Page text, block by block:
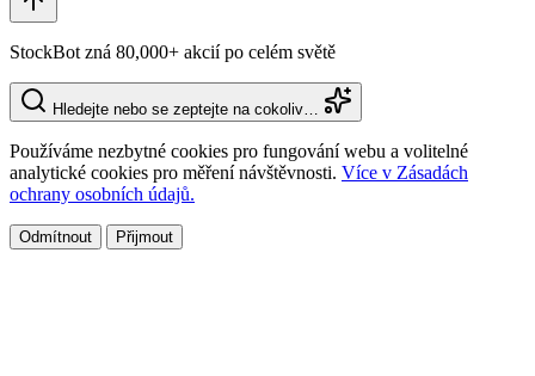
StockBot zná 80,000+ akcií po celém světě
Hledejte nebo se zeptejte na cokoliv…
Používáme nezbytné cookies pro fungování webu a volitelné
analytické cookies pro měření návštěvnosti. Více v Zásadách
ochrany osobních údajů.
Odmítnout Přijmout